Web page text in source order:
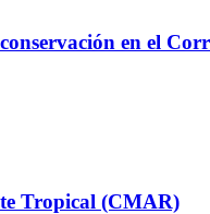
en el
Tropical (CMAR)